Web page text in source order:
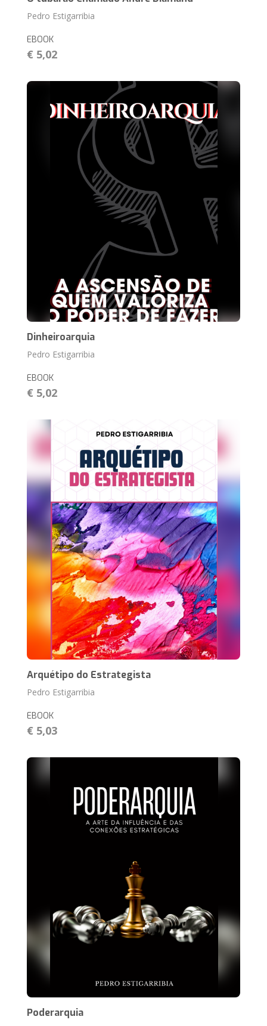
Pedro Estigarribia
EBOOK
€ 5,02
Dinheiroarquia
Pedro Estigarribia
EBOOK
€ 5,02
Arquétipo do Estrategista
Pedro Estigarribia
EBOOK
€ 5,03
Poderarquia